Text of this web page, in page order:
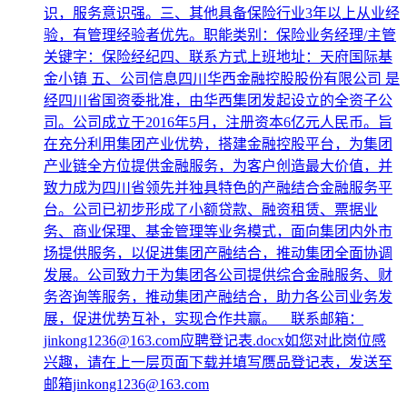
识，服务意识强。三、其他具备保险行业3年以上从业经
验，有管理经验者优先。职能类别：保险业务经理/主管
关键字：保险经纪四、联系方式上班地址：天府国际基
金小镇 五、公司信息四川华西金融控股股份有限公司 是
经四川省国资委批准，由华西集团发起设立的全资子公
司。公司成立于2016年5月，注册资本6亿元人民币。旨
在充分利用集团产业优势，搭建金融控股平台，为集团
产业链全方位提供金融服务，为客户创造最大价值，并
致力成为四川省领先并独具特色的产融结合金融服务平
台。公司已初步形成了小额贷款、融资租赁、票据业
务、商业保理、基金管理等业务模式，面向集团内外市
场提供服务，以促进集团产融结合，推动集团全面协调
发展。公司致力于为集团各公司提供综合金融服务、财
务咨询等服务，推动集团产融结合，助力各公司业务发
展，促进优势互补，实现合作共赢。 联系邮箱：
jinkong1236@163.com应聘登记表.docx如您对此岗位感
兴趣，请在上一层页面下载并填写赝品登记表，发送至
邮箱jinkong1236@163.com